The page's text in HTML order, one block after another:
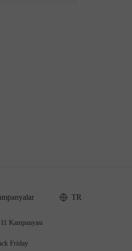
Kampanyası
Friday
TR